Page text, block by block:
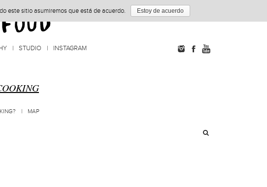
STUDIO INSTAGRAM
MAP
este sitio asumiremos que está de acuerdo. Estoy de acuerdo